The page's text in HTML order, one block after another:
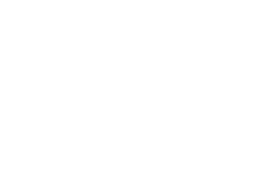
Ras Mohamed. Ce site
vous offrira des
évoluent dans un